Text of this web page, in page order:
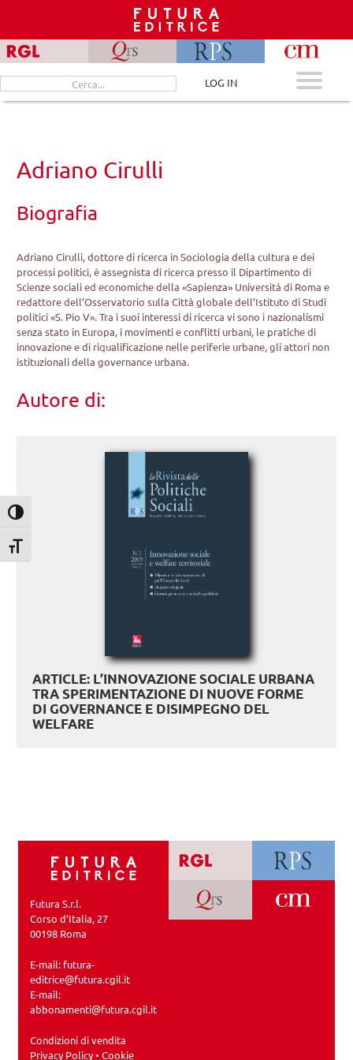
Attiva/disattiva alto contrasto
Attiva/disattiva dimensione testo
content
Cerca
per:
LOG IN
Adriano Cirulli
Biografia
Adriano Cirulli, dottore di ricerca in Sociologia della cultura e dei
processi politici, è assegnista di ricerca presso il Dipartimento di
Scienze sociali ed economiche della «Sapienza» Università di Roma e
redattore dell’Osservatorio sulla Città globale dell’Istituto di Studi
politici «S. Pio V». Tra i suoi interessi di ricerca vi sono i nazionalismi
senza stato in Europa, i movimenti e conflitti urbani, le pratiche di
innovazione e di riqualificazione nelle periferie urbane, gli attori non
istituzionali della governance urbana.
Autore di:
ARTICLE: L’INNOVAZIONE SOCIALE URBANA
TRA SPERIMENTAZIONE DI NUOVE FORME
DI GOVERNANCE E DISIMPEGNO DEL
WELFARE
Futura S.r.l.
Corso d’Italia, 27
00198 Roma
E-mail: futura-
editrice@futura.cgil.it
E-mail:
abbonamenti@futura.cgil.it
Condizioni di vendita
Privacy Policy•Cookie